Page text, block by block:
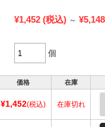
¥1,452 (税込) ～ ¥5,148
個
価格 在庫
¥1,452(税込) 在庫切れ